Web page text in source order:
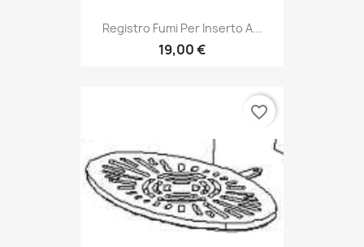
Registro Fumi Per Inserto A...
19,00 €
favorite_border